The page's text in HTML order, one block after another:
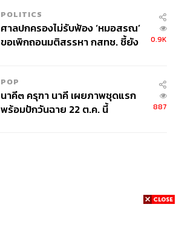
POLITICS
ศาลปกครองไม่รับฟ้อง ‘หมอสรณ’
ขอเพิกถอนมติสรรหา กสทช. ชี้ยัง
0.9K
POP
นาคี๓ ครุฑา นาคี เผยภาพชุดแรก
พร้อมปักวันฉาย 22 ต.ค. นี้
887